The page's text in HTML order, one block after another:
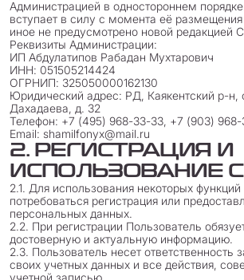
Администрацией в одностороннем
вступает в силу с момента её размещения
иное не предусмотрено новой редакцией
Реквизиты Администрации:
ИП Абдулатипов Рабадан Мухтарович
ИНН: 051505214424
ОГРНИП: 325050000162130
Юридический адрес: РД, Каякентский р-н,
Дахадаева, д. 32
Телефон: +7 (495) 968-33-33, +7 (903)
Email: shamilfonyx@mail.ru
2. РЕГИСТРАЦИЯ И
ИСПОЛЬЗОВАНИЕ
2.1. Для использования некоторых
потребоваться регистрация или
персональных данных.
2.2. При регистрации Пользователь
достоверную и актуальную информацию.
2.3. Пользователь несет ответственность
своих учетных данных и все действия,
учетной записью.